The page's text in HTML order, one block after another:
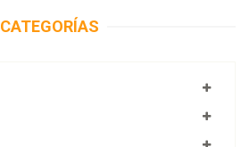
CATEGORÍAS